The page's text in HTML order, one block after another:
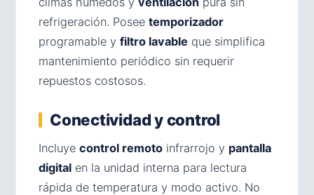
refrigeración. Posee temporizador
programable y filtro lavable que simplifica
mantenimiento periódico sin requerir
repuestos costosos.
Conectividad y control
Incluye control remoto infrarrojo y pantalla
digital en la unidad interna para lectura
rápida de temperatura y modo activo. No